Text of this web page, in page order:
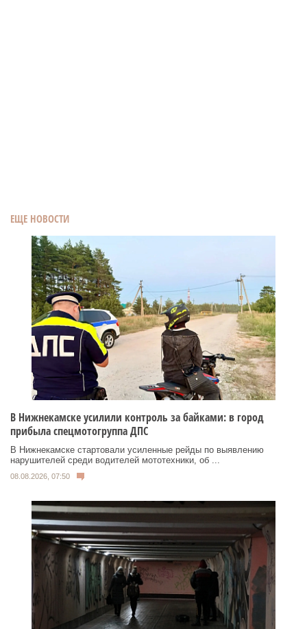
ЕЩЕ НОВОСТИ
В Нижнекамске усилили контроль за байками: в город
прибыла спецмотогруппа ДПС
В Нижнекамске стартовали усиленные рейды по выявлению
нарушителей среди водителей мототехники, об ...
08.08.2026, 07:50